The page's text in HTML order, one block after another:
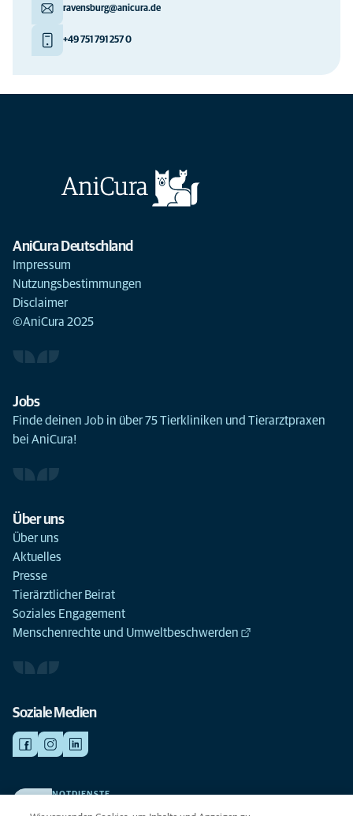
ravensburg@anicura.de
+49 751 791 257 0
AniCura Deutschland
Impressum
Nutzungsbestimmungen
Disclaimer
©AniCura 2025
Jobs
Finde deinen Job in über 75 Tierkliniken und Tierarztpraxen
bei AniCura!
Über uns
Über uns
Aktuelles
Presse
Tierärztlicher Beirat
Soziales Engagement
Menschenrechte und Umweltbeschwerden
Soziale Medien
NOTDIENSTE